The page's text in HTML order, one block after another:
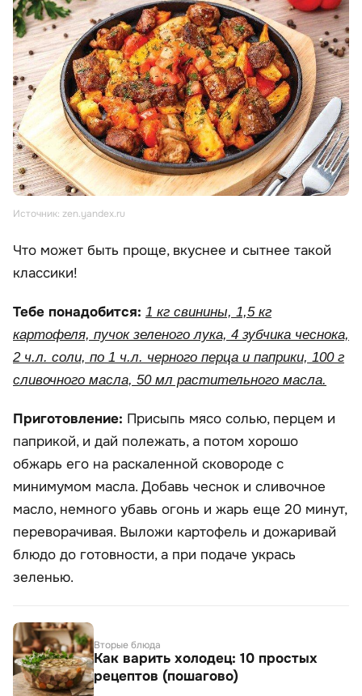
Источник: zen.yandex.ru
Что может быть проще, вкуснее и сытнее такой
классики!
Тебе понадобится: 1 кг свинины, 1,5 кг
картофеля, пучок зеленого лука, 4 зубчика чеснока,
2 ч.л. соли, по 1 ч.л. черного перца и паприки, 100 г
сливочного масла, 50 мл растительного масла.
Приготовление: Присыпь мясо солью, перцем и
паприкой, и дай полежать, а потом хорошо
обжарь его на раскаленной сковороде с
минимумом масла. Добавь чеснок и сливочное
масло, немного убавь огонь и жарь еще 20 минут,
переворачивая. Выложи картофель и дожаривай
блюдо до готовности, а при подаче укрась
зеленью.
Вторые блюда
Как варить холодец: 10 простых
рецептов (пошагово)